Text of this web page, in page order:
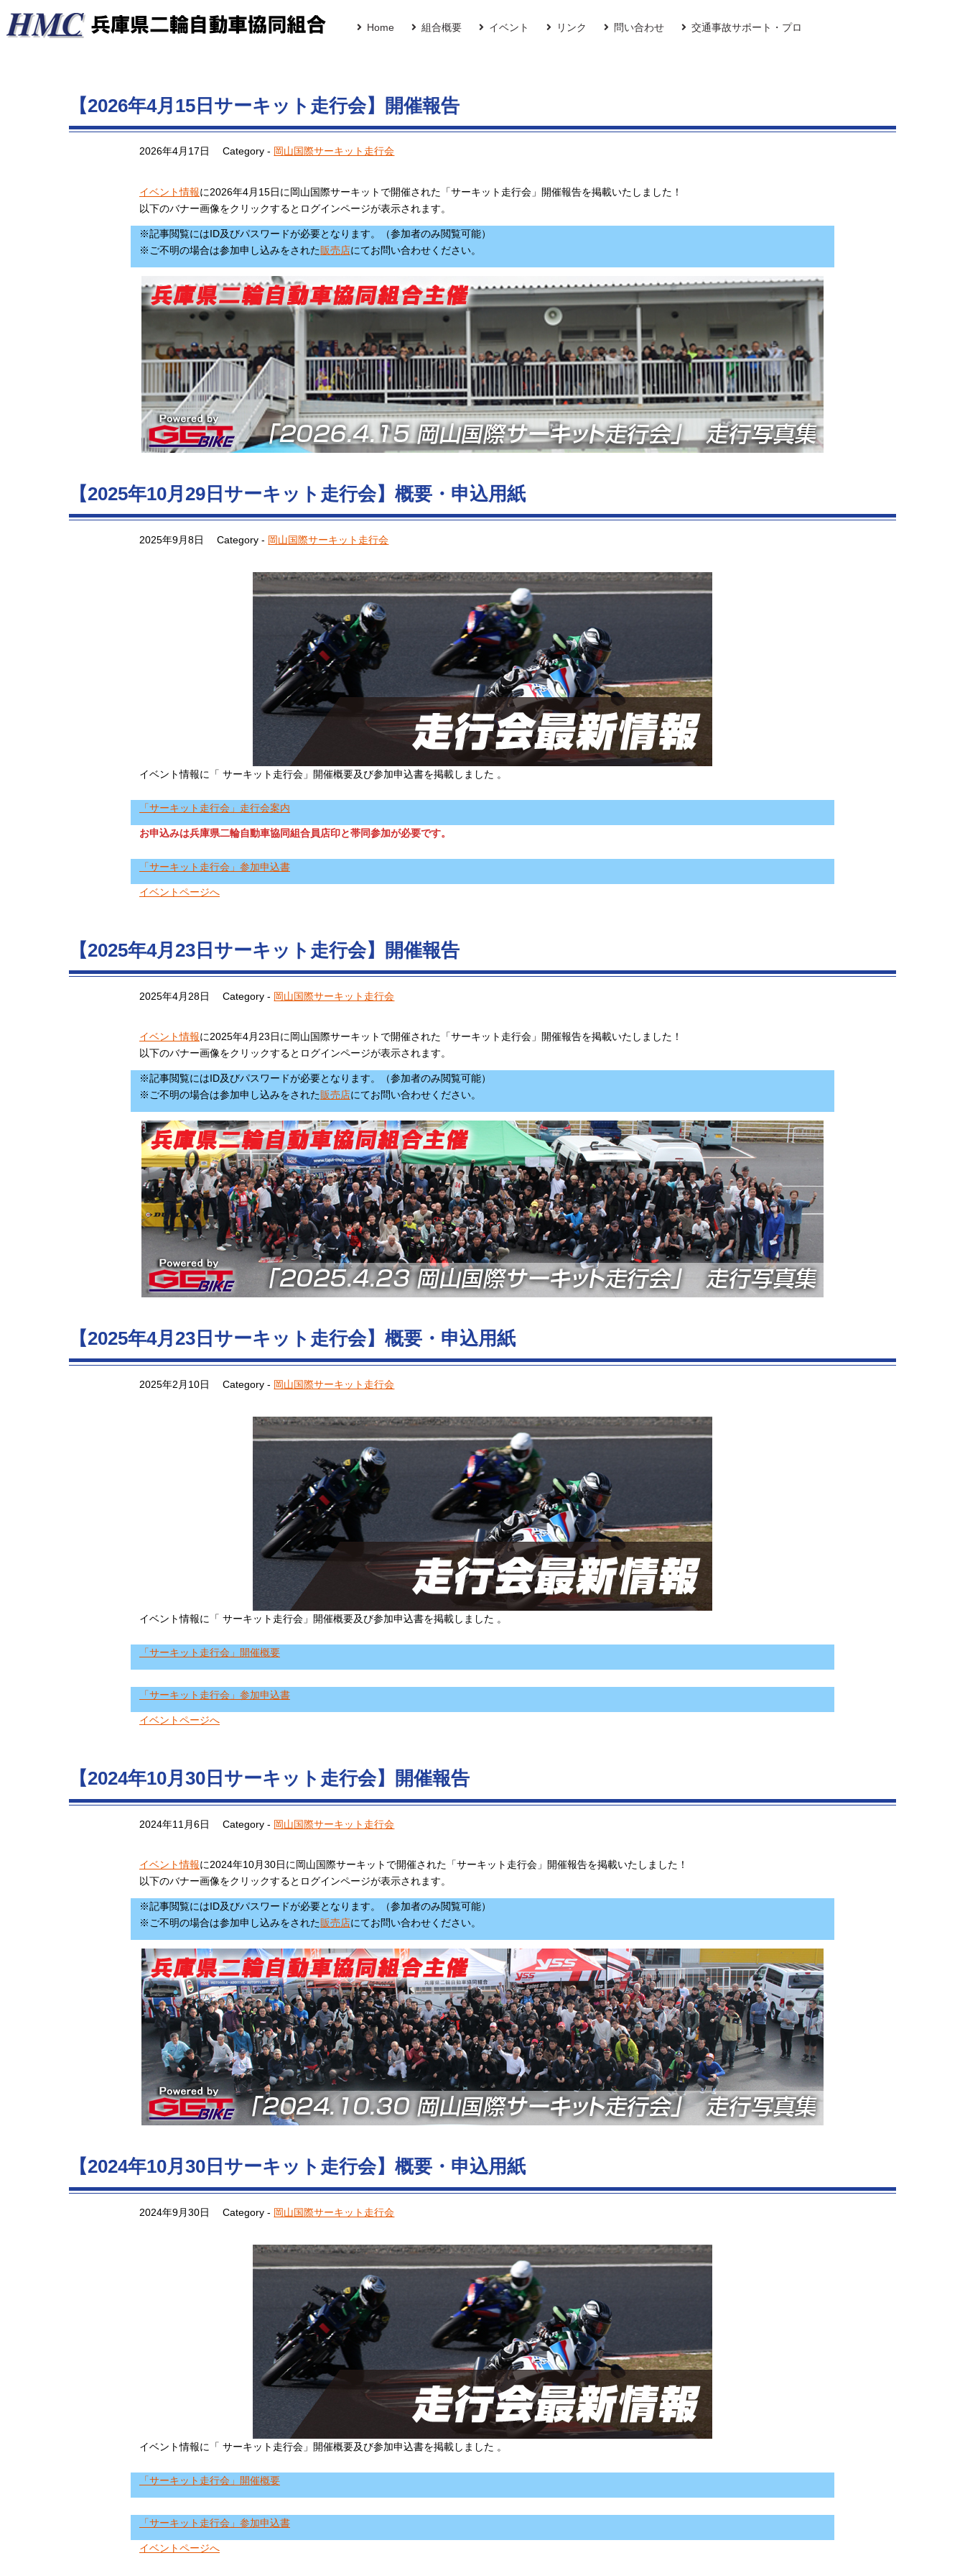
Home 組合概要 イベント リンク 問い合わせ 交通事故サポート・プロ
【2026年4月15日サーキット走行会】開催報告
2026年4月17日 Category - 岡山国際サーキット走行会
イベント情報に2026年4月15日に岡山国際サーキットで開催された「サーキット走行会」開催報告を掲載いたしました！
以下のバナー画像をクリックするとログインページが表示されます。
※記事閲覧にはID及びパスワードが必要となります。（参加者のみ閲覧可能）
※ご不明の場合は参加申し込みをされた販売店にてお問い合わせください。
【2025年10月29日サーキット走行会】概要・申込用紙
2025年9月8日 Category - 岡山国際サーキット走行会
イベント情報に「 サーキット走行会」開催概要及び参加申込書を掲載しました 。
「サーキット走行会」走行会案内
お申込みは兵庫県二輪自動車協同組合員店印と帯同参加が必要です。
「サーキット走行会 」参加申込書
イベントページへ
【2025年4月23日サーキット走行会】開催報告
2025年4月28日 Category - 岡山国際サーキット走行会
イベント情報に2025年4月23日に岡山国際サーキットで開催された「サーキット走行会」開催報告を掲載いたしました！
以下のバナー画像をクリックするとログインページが表示されます。
※記事閲覧にはID及びパスワードが必要となります。（参加者のみ閲覧可能）
※ご不明の場合は参加申し込みをされた販売店にてお問い合わせください。
【2025年4月23日サーキット走行会】概要・申込用紙
2025年2月10日 Category - 岡山国際サーキット走行会
イベント情報に「 サーキット走行会」開催概要及び参加申込書を掲載しました 。
「サーキット走行会」開催概要
「サーキット走行会」参加申込書
イベントページへ
【2024年10月30日サーキット走行会】開催報告
2024年11月6日 Category - 岡山国際サーキット走行会
イベント情報に2024年10月30日に岡山国際サーキットで開催された「サーキット走行会」開催報告を掲載いたしました！
以下のバナー画像をクリックするとログインページが表示されます。
※記事閲覧にはID及びパスワードが必要となります。（参加者のみ閲覧可能）
※ご不明の場合は参加申し込みをされた販売店にてお問い合わせください。
【2024年10月30日サーキット走行会】概要・申込用紙
2024年9月30日 Category - 岡山国際サーキット走行会
イベント情報に「 サーキット走行会」開催概要及び参加申込書を掲載しました 。
「サーキット走行会」開催概要
「サーキット走行会」参加申込書
イベントページへ